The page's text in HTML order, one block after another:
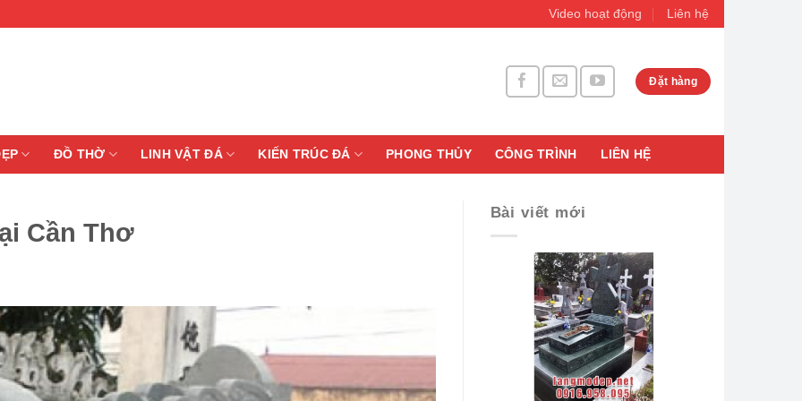
Video hoạt động Liên hệ
Đặt hàng
ĐỒ THỜ LINH VẬT ĐÁ KIẾN TRÚC ĐÁ PHONG THỦY CÔNG TRÌNH LIÊN HỆ
Cần Thơ
Bài viết mới